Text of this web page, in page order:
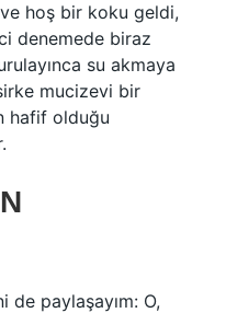
hoş bir koku geldi,
denemede biraz
su akmaya
mucizevi bir
hafif olduğu
de paylaşayım: O,